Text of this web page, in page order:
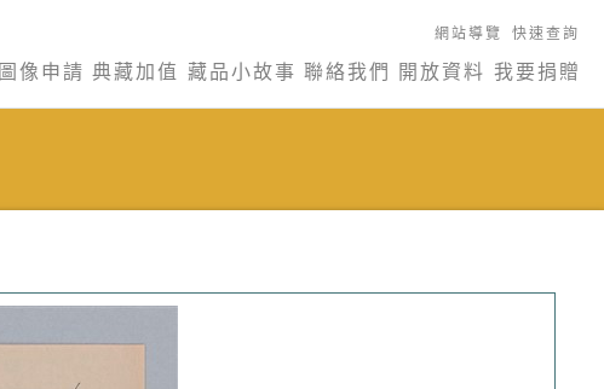
網站導覽 快速查詢
圖像申請 典藏加值 藏品小故事 聯絡我們 開放資料 我要捐贈